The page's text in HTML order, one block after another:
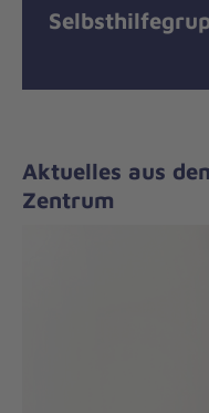
Aktuelles aus
Zentrum